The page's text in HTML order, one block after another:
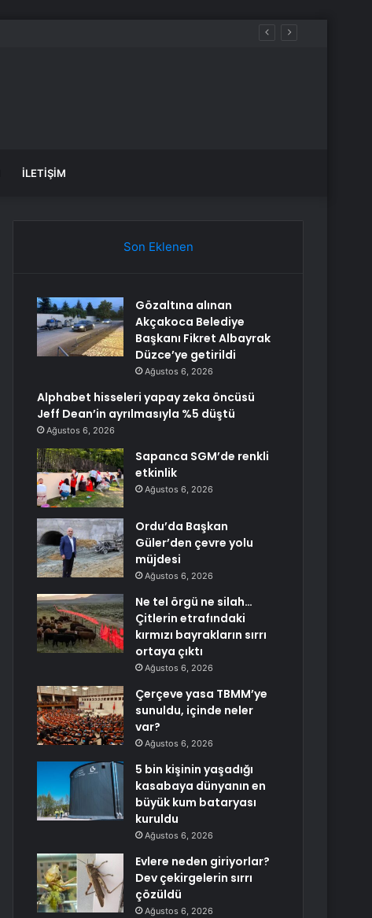
İLETIŞIM
Son Eklenen
Gözaltına alınan
Akçakoca Belediye
Başkanı Fikret Albayrak
Düzce’ye getirildi
Ağustos 6, 2026
Alphabet hisseleri yapay zeka öncüsü
Jeff Dean’in ayrılmasıyla %5 düştü
Ağustos 6, 2026
Sapanca SGM’de renkli
etkinlik
Ağustos 6, 2026
Ordu’da Başkan
Güler’den çevre yolu
müjdesi
Ağustos 6, 2026
Ne tel örgü ne silah…
Çitlerin etrafındaki
kırmızı bayrakların sırrı
ortaya çıktı
Ağustos 6, 2026
Çerçeve yasa TBMM’ye
sunuldu, içinde neler
var?
Ağustos 6, 2026
5 bin kişinin yaşadığı
kasabaya dünyanın en
büyük kum bataryası
kuruldu
Ağustos 6, 2026
Evlere neden giriyorlar?
Dev çekirgelerin sırrı
çözüldü
Ağustos 6, 2026